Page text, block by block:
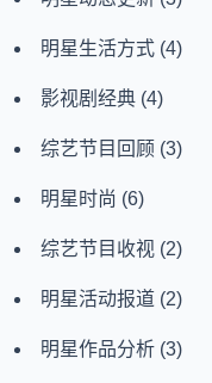
明星生活方式 (4)
影视剧经典 (4)
综艺节目回顾 (3)
明星时尚 (6)
综艺节目收视 (2)
明星活动报道 (2)
明星作品分析 (3)